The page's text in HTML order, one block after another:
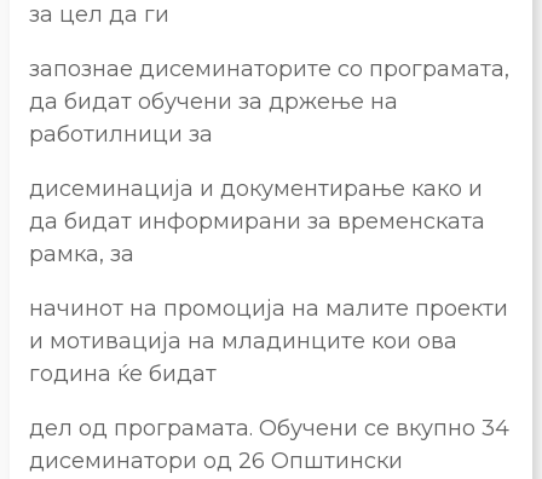
за цел да ги
запознае дисеминаторите со програмата,
да бидат обучени за држење на
работилници за
дисеминација и документирање како и
да бидат информирани за временската
рамка, за
начинот на промоција на малите проекти
и мотивација на младинците кои ова
година ќе бидат
дел од програмата. Обучени се вкупно 34
дисеминатори од 26 Општински